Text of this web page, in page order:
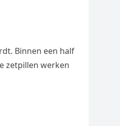
Binnen een half
zetpillen werken